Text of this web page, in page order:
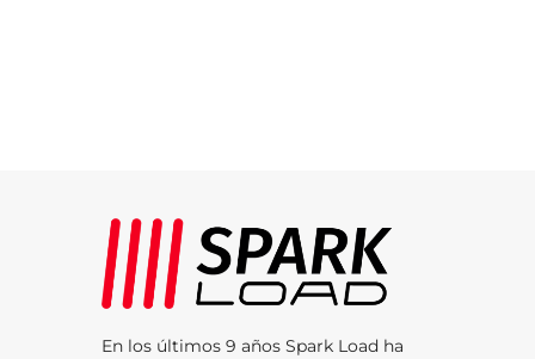
En los últimos 9 años Spark Load ha